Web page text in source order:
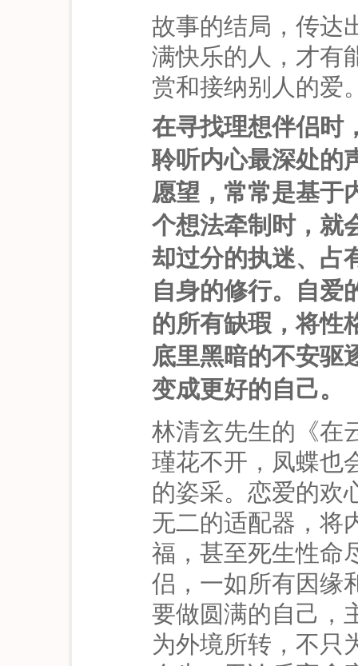
故事的结局，传
满快乐的人，才有
赏和接纳别人的爱
在寻找理想伴侣时
聆听内心最深处的
愿望，常常是基于
个想法牵制时，就
却过分的执迷、占
自身的修行。自爱
的所有缺瑕，将性
底里黑暗的不安驱
变成更好的自己。
林清玄先生的《在
瑾花不开，凤蝶也
的姿采。恋爱的欢
无二的适配器，将
福，甚至死生性命
侣，一如所有因缘
要做圆满的自己，
为外境所转，不只